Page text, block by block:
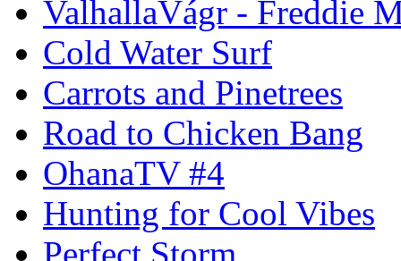
ValhallaVágr - Freddie
Cold Water Surf
Carrots and Pinetrees
Road to Chicken Bang
OhanaTV #4
Hunting for Cool Vibes
Perfect Storm